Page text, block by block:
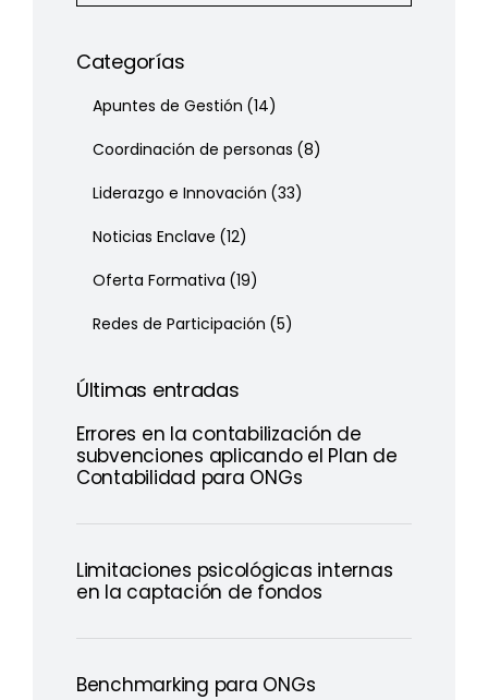
Categorías
Apuntes de Gestión (14)
Coordinación de personas (8)
Liderazgo e Innovación (33)
Noticias Enclave (12)
Oferta Formativa (19)
Redes de Participación (5)
Últimas entradas
Errores en la contabilización de
subvenciones aplicando el Plan de
Contabilidad para ONGs
Limitaciones psicológicas internas
en la captación de fondos
Benchmarking para ONGs